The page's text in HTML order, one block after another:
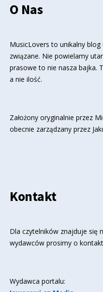
O Nas
MusicLovers to unikalny
związane. Nie powielamy
prasowe to nie nasza bajka.
a nie ilość.
Założony oryginalnie przez
obecnie zarządzany przez
Kontakt
Dla czytelników znajduje się
wydawców prosimy o
Wydawca portalu: